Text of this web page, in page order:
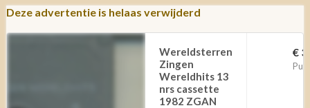
Deze advertentie is helaas verwijderd
Wereldsterren
Zingen
Wereldhits 13
nrs cassette
1982 ZGAN
€